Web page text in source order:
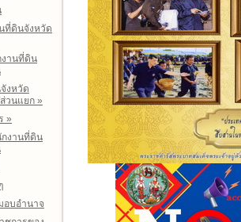
ที่ดินจังหวัด
งานที่ดิน
งหวัด
วนแยก »
»
กงานที่ดิน
อบอำนาจ